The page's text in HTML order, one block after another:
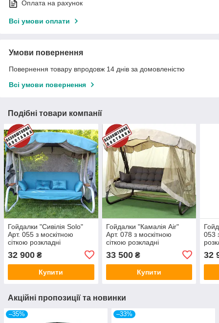
Оплата на рахунок
Всі умови оплати
Умови повернення
Повернення товару впродовж 14 днів за домовленістю
Всі умови повернення
Подібні товари компанії
Гойдалки "Сивілія Solo"
Арт. 055 з москітною
сіткою розкладні
32 900 ₴
Купити
Гойдалки "Камалія Air"
Арт. 078 з москітною
сіткою розкладні
33 500₴
Купити
053
32
Акційні пропозиції та новинки
–35% –33%